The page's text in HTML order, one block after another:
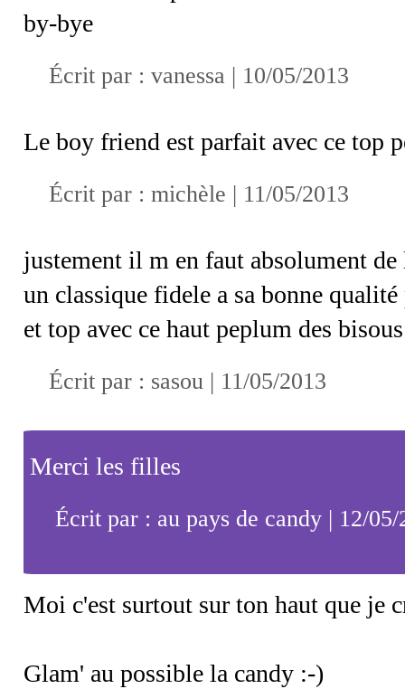
by-bye
Écrit par : vanessa | 10/05/2013
Le boy friend est parfait avec ce top
Écrit par : michèle | 11/05/2013
justement il m en faut absolument
un classique fidele a sa bonne
et top avec ce haut peplum des
Écrit par : sasou | 11/05/2013
Merci les filles
Écrit par : au pays de candy | 12/05/
Moi c'est surtout sur ton haut que je
Glam' au possible la candy :-)